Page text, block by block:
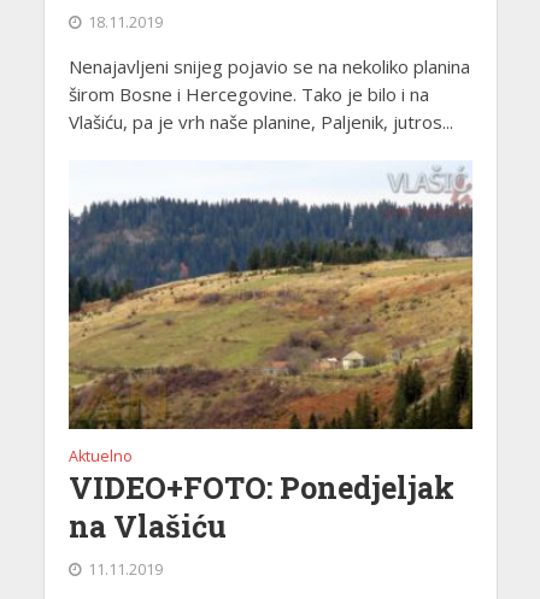
18.11.2019
Nenajavljeni snijeg pojavio se na nekoliko planina
širom Bosne i Hercegovine. Tako je bilo i na
Vlašiću, pa je vrh naše planine, Paljenik, jutros...
Aktuelno
VIDEO+FOTO: Ponedjeljak
na Vlašiću
11.11.2019